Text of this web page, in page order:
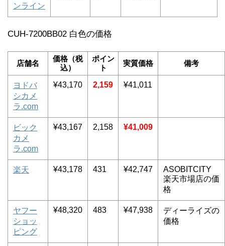
ンライン
CUH-7200BB02 白色の価格
店舗名
価格（税
込）
ポイン
ト
実質価格 備考
ヨドバ
シカメ
ラ.com
¥43,170 2,159 ¥41,011
ビック
カメ
ラ.com
¥43,167 2,158 ¥41,009
楽天 ¥43,178 431 ¥42,747
ASOBITCITY
楽天市場店の価
格
ヤフー
ショッ
ピング
¥48,320 483 ¥47,938
ディーライズの
価格